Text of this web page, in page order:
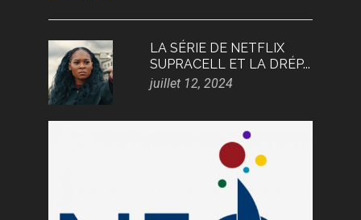
LA SÉRIE DE NETFLIX
SUPRACELL ET LA DRÉP...
juillet 12, 2024